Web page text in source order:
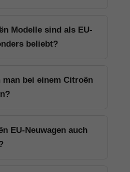
Modelle sind als EU-
beliebt?
man bei einem Citroën
EU-Neuwagen auch